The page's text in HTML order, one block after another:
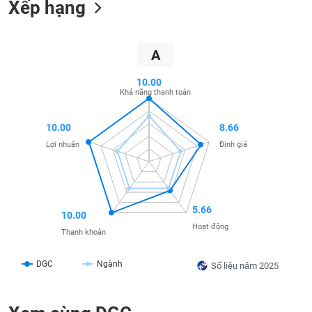
Xếp hạng
A
Số liệu năm 2025
DGC Ngành
10.00
Khả năng thanh toán
8.66
Định giá
5.66
Hoạt động
10.00
Thanh khoản
10.00
Lợi nhuận
SÓC
SỨC